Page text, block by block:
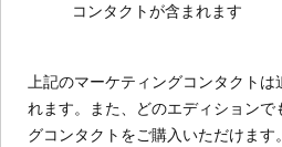
コンタクトが含まれます
上記のマーケティングコンタクト
れます。また、どのエディション
グコンタクトをご購入いただけます。